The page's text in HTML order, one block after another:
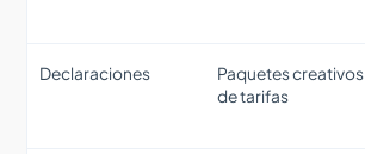
Declaraciones
Paquetes creativos
de tarifas